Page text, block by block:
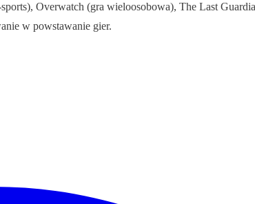
Overwatch (gra wieloosobowa), The Last
w powstawanie gier.